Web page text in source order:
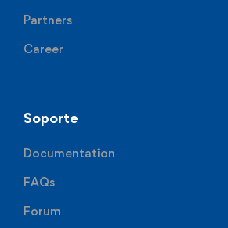
Partners
Career
Soporte
Documentation
FAQs
Forum